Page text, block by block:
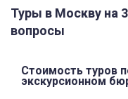
Туры в Москву на
вопросы
Стоимость туров
экскурсионном